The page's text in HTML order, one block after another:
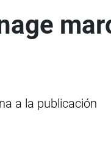
a la publicación